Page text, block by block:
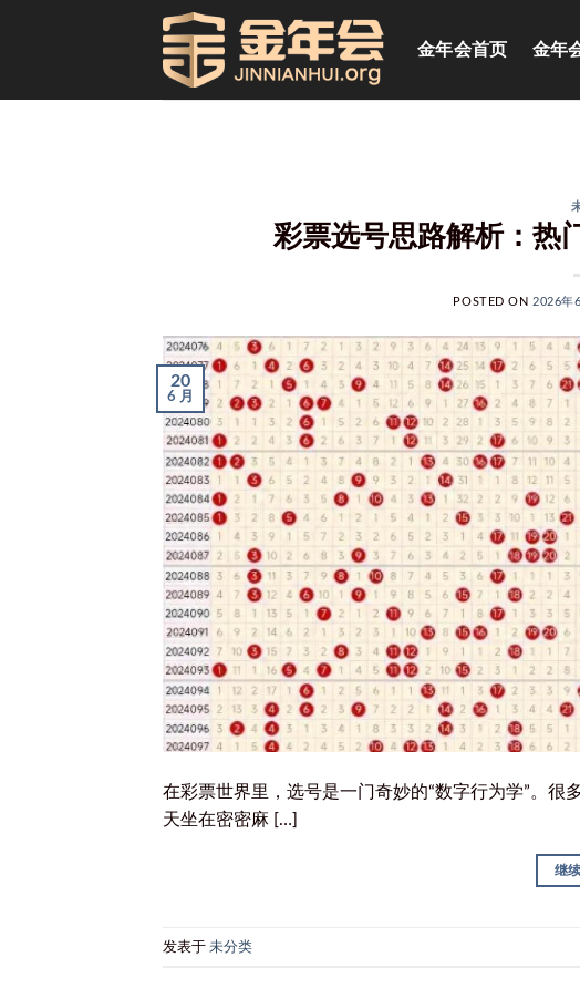
金年会首页 金年
彩票选号思路解析：热
POSTED ON 2026年
20
6 月
在彩票世界里，选号是一门奇妙的“数字行为学”。
天坐在密密麻 […]
继
发表于 未分类